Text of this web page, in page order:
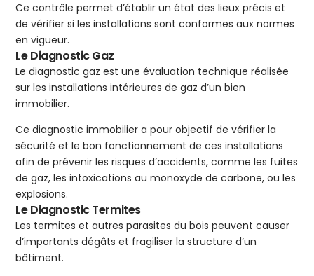
Ce contrôle permet d’établir un état des lieux précis et
de vérifier si les installations sont conformes aux normes
en vigueur.
Le Diagnostic Gaz
Le diagnostic gaz est une évaluation technique réalisée
sur les installations intérieures de gaz d’un bien
immobilier.
Ce diagnostic immobilier a pour objectif de vérifier la
sécurité et le bon fonctionnement de ces installations
afin de prévenir les risques d’accidents, comme les fuites
de gaz, les intoxications au monoxyde de carbone, ou les
explosions.
Le Diagnostic Termites
Les termites et autres parasites du bois peuvent causer
d’importants dégâts et fragiliser la structure d’un
bâtiment.